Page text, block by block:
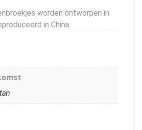
worden ontworpen in
in China.